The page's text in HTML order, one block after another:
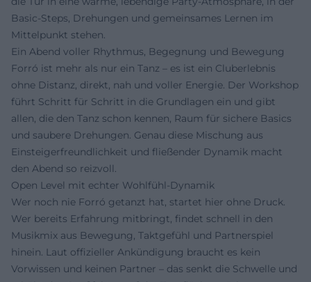
Basic-Steps, Drehungen und gemeinsames Lernen im
Mittelpunkt stehen.
Ein Abend voller Rhythmus, Begegnung und Bewegung
Forró ist mehr als nur ein Tanz – es ist ein Cluberlebnis
ohne Distanz, direkt, nah und voller Energie. Der Workshop
führt Schritt für Schritt in die Grundlagen ein und gibt
allen, die den Tanz schon kennen, Raum für sichere Basics
und saubere Drehungen. Genau diese Mischung aus
Einsteigerfreundlichkeit und fließender Dynamik macht
den Abend so reizvoll.
Open Level mit echter Wohlfühl-Dynamik
Wer noch nie Forró getanzt hat, startet hier ohne Druck.
Wer bereits Erfahrung mitbringt, findet schnell in den
Musikmix aus Bewegung, Taktgefühl und Partnerspiel
hinein. Laut offizieller Ankündigung braucht es kein
Vorwissen und keinen Partner – das senkt die Schwelle und